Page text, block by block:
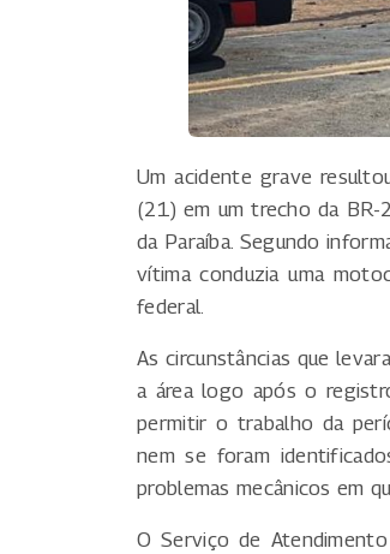
Um acidente grave
(21) em um trecho da BR-
da Paraíba. Segundo
vítima conduzia uma
federal.
As circunstâncias que
a área logo após o
permitir o trabalho da
nem se foram
problemas mecânicos em
O Serviço de